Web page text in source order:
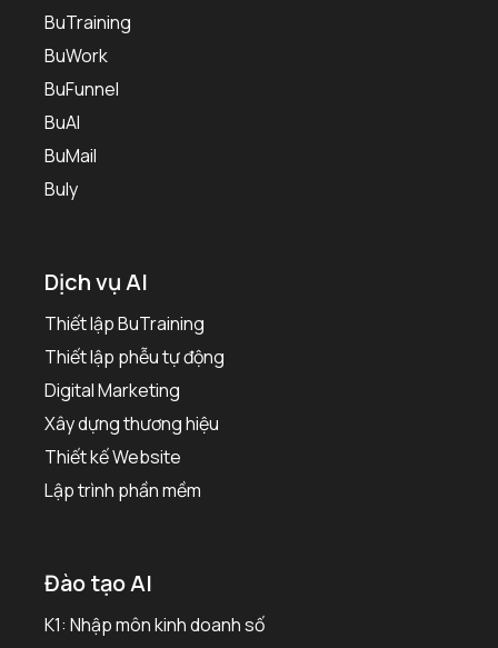
BuTraining
BuWork
BuFunnel
BuAI
BuMail
Buly
Dịch vụ AI
Thiết lập BuTraining
Thiết lập phễu tự động
Digital Marketing
Xây dựng thương hiệu
Thiết kế Website
Lập trình phần mềm
Đào tạo AI
K1: Nhập môn kinh doanh số